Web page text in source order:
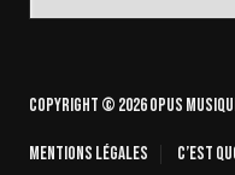
Copyright © 2026 OPUS
Mentions légales C’est